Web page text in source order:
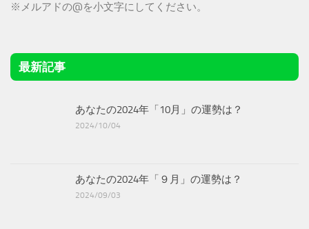
※メルアドの@を小文字にしてください。
最新記事
あなたの2024年「10月」の運勢は？
2024/10/04
あなたの2024年「９月」の運勢は？
2024/09/03